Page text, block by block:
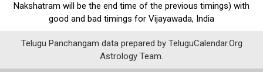
Nakshatram will be the end time of the previous timings) with
good and bad timings for Vijayawada, India
Telugu Panchangam data prepared by TeluguCalendar.Org
Astrology Team.